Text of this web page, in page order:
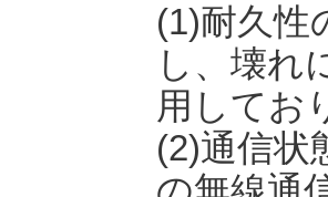
(1)耐久性
し、壊れ
用してお
(2)通信状